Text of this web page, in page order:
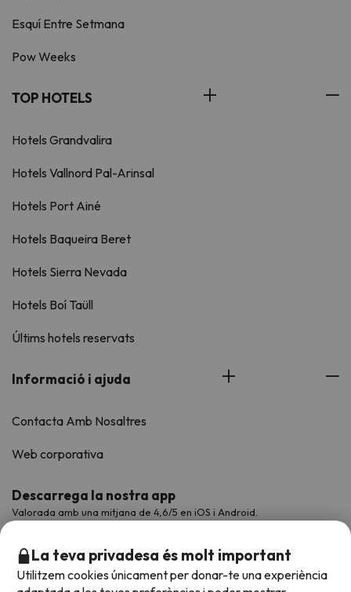
Esquí Entre Setmana
Pow Weeks
TOP HOTELS
Hotels Grandvalira
Hotels Vallnord Pal-Arinsal
Hotels Port Ainé
Hotels Baqueira Beret
Hotels Sierra Nevada
Hotels Boí Taüll
Últims hotels reservats
Informació i ajuda
Contacta Amb Nosaltres
Web corporativa
Descarrega la nostra app
Valorada amb una mitjana de 4,6/5 en iOS i Android.
La teva privadesa és molt important
Utilitzem cookies únicament per donar-te una experiència